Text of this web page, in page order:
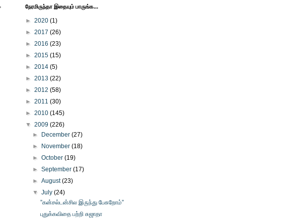
நேரமிருந்தா இதையும் பாருங்க...
► 2020 (1)
► 2017 (26)
► 2016 (23)
► 2015 (15)
► 2014 (5)
► 2013 (22)
► 2012 (58)
► 2011 (30)
► 2010 (145)
▼ 2009 (226)
►
December(27)
►
November(18)
►October(19)
►September(17)
►August(23)
▼July(24)
”கன்சல்டன்சில இருந்து பேசுறோம்”
புதுக்கவிதை பற்றி சுஜாதா